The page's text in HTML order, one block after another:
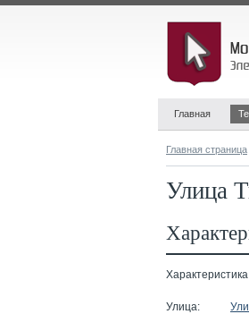
Главная
Главная страница
Улица
Улица: